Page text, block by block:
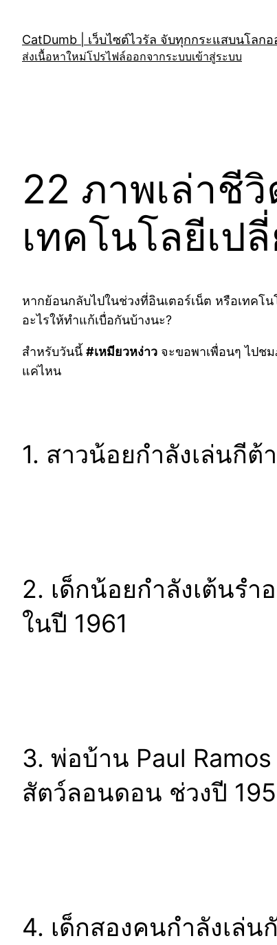
content
CatDumb | เว็บไซต์ไวรัล จับทุกกระแสบนโลก
ส่งเนื้อหาใหม่โปรไฟล์ออกจากระบบเข้าสู่ระบบ
22 ภาพเล่าชี
เทคโนโลยีเป
หากย้อนกลับไปในช่วงที่อินเตอร์เน็ต หรือเทคโ
อะไรให้ทำแก้เบื่อกันบ้างนะ?
สำหรับวันนี้ #เหมียวหง่าว จะขอพาเพื่อนๆ ไปช
แค่ไหน
1. สาวน้อยกำลังเล่นกีต้
2. เด็กน้อยกำลังเต้นร
ในปี 1961
3. พ่อบ้าน Paul
สัตว์ลอนดอน ช่วงปี
4. เด็กสองคนกำลังเล่